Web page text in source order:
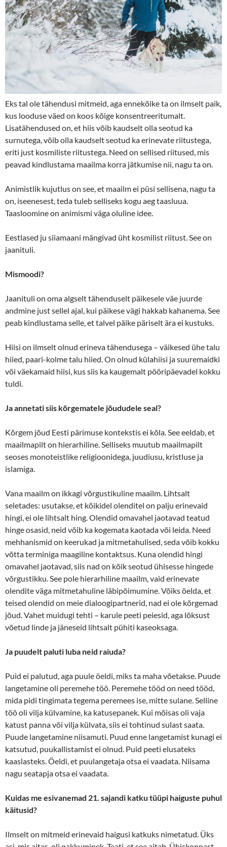
Eks tal ole tähendusi mitmeid, aga ennekõike ta on ilmselt paik,
kus looduse väed on koos kõige konsentreeritumalt.
Lisatähendused on, et hiis võib kaudselt olla seotud ka
surnutega, võib olla kaudselt seotud ka erinevate riitustega,
eriti just kosmiliste riitustega. Need on sellised riitused, mis
peavad kindlustama maailma korra jätkumise nii, nagu ta on.
Animistlik kujutlus on see, et maailm ei püsi sellisena, nagu ta
on, iseenesest, teda tuleb selliseks kogu aeg taasluua.
Taasloomine on animismi väga oluline idee.
Eestlased ju siiamaani mängivad üht kosmilist riitust. See on
jaanituli.
Mismoodi?
Jaanituli on oma algselt tähenduselt päikesele väe juurde
andmine just sellel ajal, kui päikese vägi hakkab kahanema. See
peab kindlustama selle, et talvel päike päriselt ära ei kustuks.
Hiisi on ilmselt olnud erineva tähendusega – väikesed ühe talu
hiied, paari-kolme talu hiied. On olnud külahiisi ja suuremaidki
või väekamaid hiisi, kus siis ka kaugemalt pööripäevadel kokku
tuldi.
Ja annetati siis kõrgematele jõududele seal?
Kõrgem jõud Eesti pärimuse kontekstis ei kõla. See eeldab, et
maailmapilt on hierarhiline. Selliseks muutub maailmapilt
seoses monoteistlike religioonidega, juudiusu, kristluse ja
islamiga.
Vana maailm on ikkagi võrgustikuline maailm. Lihtsalt
seletades: usutakse, et kõikidel olenditel on palju erinevaid
hingi, ei ole lihtsalt hing. Olendid omavahel jaotavad teatud
hinge osasid, neid võib ka kogemata kaotada või leida. Need
mehhanismid on keerukad ja mitmetahulised, seda võib kokku
võtta terminiga maagiline kontaktsus. Kuna olendid hingi
omavahel jaotavad, siis nad on kõik seotud ühisesse hingede
võrgustikku. See pole hierarhiline maailm, vaid erinevate
olendite väga mitmetahuline läbipõimumine. Võiks öelda, et
teised olendid on meie dialoogipartnerid, nad ei ole kõrgemad
jõud. Vahet muidugi tehti – karule peeti peiesid, aga lõksust
võetud linde ja jäneseid lihtsalt pühiti kaseoksaga.
Ja puudelt paluti luba neid raiuda?
Puid ei palutud, aga puule öeldi, miks ta maha võetakse. Puude
langetamine oli peremehe töö. Peremehe tööd on need tööd,
mida pidi tingimata tegema peremees ise, mitte sulane. Selline
töö oli vilja külvamine, ka katusepanek. Kui mõisas oli vaja
katust panna või vilja külvata, siis ei tohtinud sulast saata.
Puude langetamine niisamuti. Puud enne langetamist kunagi ei
katsutud, puukallistamist ei olnud. Puid peeti elusateks
kaaslasteks. Öeldi, et puulangetaja otsa ei vaadata. Niisama
nagu seatapja otsa ei vaadata.
Kuidas me esivanemad 21. sajandi katku tüüpi haiguste puhul
käitusid?
Ilmselt on mitmeid erinevaid haigusi katkuks nimetatud. Üks